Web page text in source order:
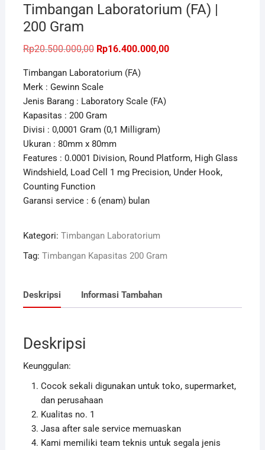
Timbangan Laboratorium (FA) |
200 Gram
Rp20.500.000,00 Harga
aslinya
Rp20.500.000,00.
Rp16.400.000,00Harga
Timbangan Laboratorium (FA)
Merk : Gewinn Scale
Jenis Barang : Laboratory Scale (FA)
Kapasitas : 200 Gram
Divisi : 0,0001 Gram (0,1 Milligram)
Ukuran : 80mm x 80mm
Features : 0.0001 Division, Round Platform, High Glass
Windshield, Load Cell 1 mg Precision, Under Hook,
Counting Function
Garansi service : 6 (enam) bulan
Kategori: Timbangan Laboratorium
Tag: Timbangan Kapasitas 200 Gram
Deskripsi Informasi Tambahan
Deskripsi
Keunggulan:
Cocok sekali digunakan untuk toko, supermarket,
dan perusahaan
Kualitas no. 1
Jasa after sale service memuaskan
Kami memiliki team teknis untuk segala jenis